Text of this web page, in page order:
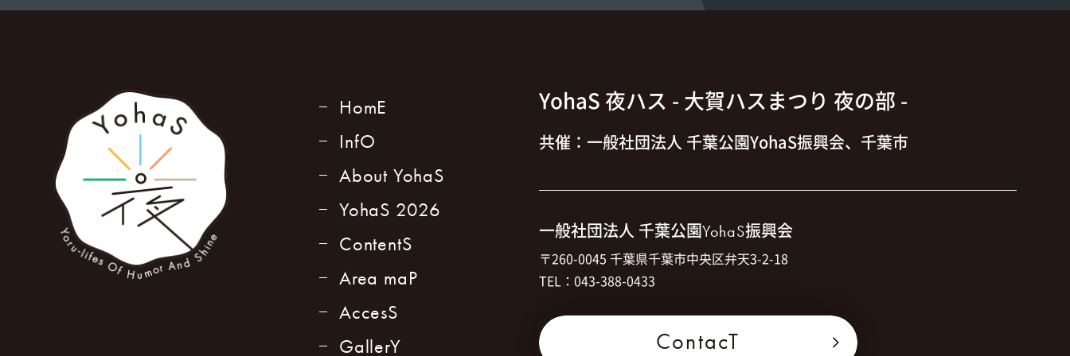
HomE
InfO
About YohaS
YohaS 2026
ContentS
Area maP
AccesS
GallerY
YohaS 夜ハス - 大賀ハスまつり 夜の部 -
共催：一般社団法人 千葉公園YohaS振興会、千葉市
一般社団法人 千葉公園YohaS振興会
〒260-0045 千葉県千葉市中央区弁天3-2-18
TEL：043-388-0433
ContacT